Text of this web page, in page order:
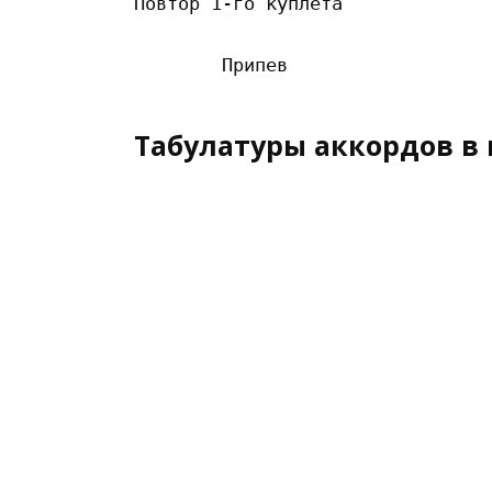
Табулатуры аккордов в